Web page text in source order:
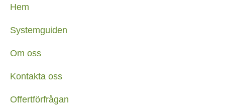
Hem
Systemguiden
Om oss
Kontakta oss
Offertförfrågan